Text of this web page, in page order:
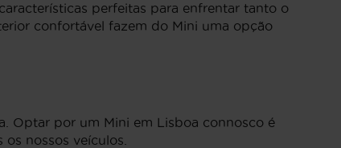
perfeitas para enfrentar tanto o
confortável fazem do Mini uma opção
Optar por um Mini em Lisboa connosco é
nossos veículos.